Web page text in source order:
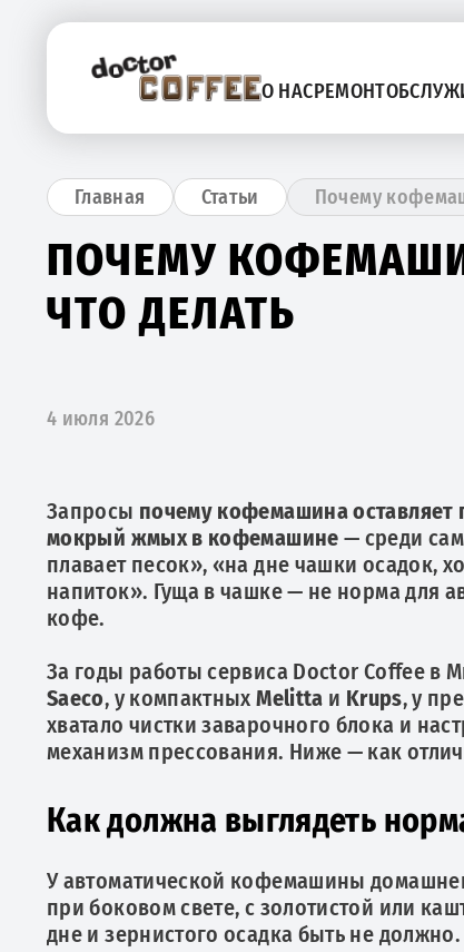
О НАСРЕМОНТ
Главная Статьи Почему
ПОЧЕМУ
ЧТО ДЕЛАТЬ
4 июля 2026
Запросы почему кофемашина оставляет
мокрый жмых в кофемашине — среди
плавает песок», «на дне чашки осадок,
напиток». Гуща в чашке — не норма для
кофе.
За годы работы сервиса Doctor Coffee в
Saeco, у компактныхMelitta и Krups, у
хватало чистки заварочного блока и
механизм прессования. Ниже — как
Как должна выглядеть
У автоматической кофемашины
при боковом свете, с золотистой или
дне и зернистого осадка быть не должно.